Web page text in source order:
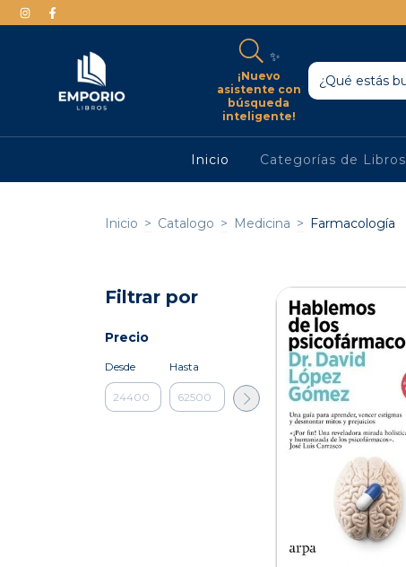
✨
¡Nuevo
asistente con
búsqueda
inteligente!
Inicio Categorías de Libros
Inicio > Catalogo > Medicina > Farmacología
Filtrar por
Precio
Desde Hasta